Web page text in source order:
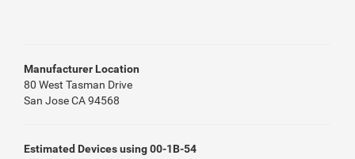
Manufacturer Location
80 West Tasman Drive
San Jose CA 94568
Estimated Devices using 00-1B-54